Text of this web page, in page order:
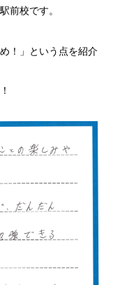
前校です。
！」という点を紹介